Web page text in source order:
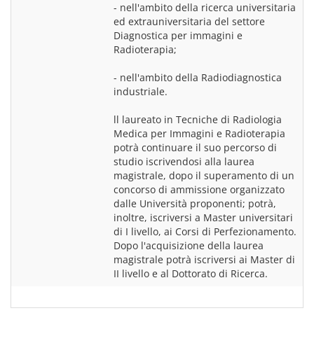
- nell'ambito della ricerca universitaria
ed extrauniversitaria del settore
Diagnostica per immagini e
Radioterapia;
- nell'ambito della Radiodiagnostica
industriale.
ll laureato in Tecniche di Radiologia
Medica per Immagini e Radioterapia
potrà continuare il suo percorso di
studio iscrivendosi alla laurea
magistrale, dopo il superamento di un
concorso di ammissione organizzato
dalle Università proponenti; potrà,
inoltre, iscriversi a Master universitari
di I livello, ai Corsi di Perfezionamento.
Dopo l'acquisizione della laurea
magistrale potrà iscriversi ai Master di